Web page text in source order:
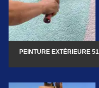
PEINTURE EXTÉRIEURE 51